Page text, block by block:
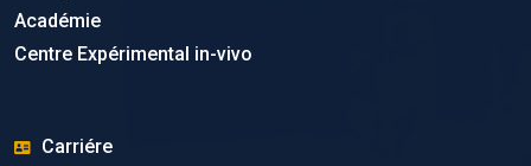
Académie
Centre Expérimental in-vivo
Carriére